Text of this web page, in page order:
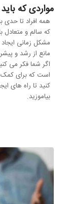
مواردی که
همه افراد تا حدی
که سالم و متعادل
مشکل زمانی
مانع از رشد و
اگر شما فکر می
است که برای کمک
کنید تا راه های
بیاموزید.